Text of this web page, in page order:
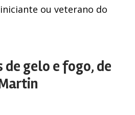
ou veterano do
de gelo e fogo, de